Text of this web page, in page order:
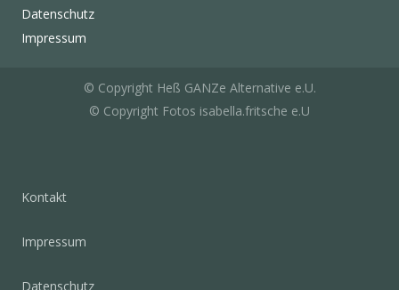
Datenschutz
Impressum
© Copyright Heß GANZe Alternative e.U.
© Copyright Fotos isabella.fritsche e.U
Kontakt
Impressum
Datenschutz